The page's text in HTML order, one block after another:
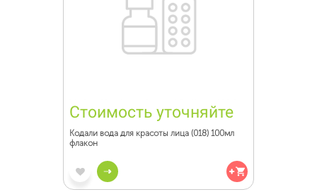
Стоимость уточняйте
Кодали вода для красоты лица (018) 100мл
флакон